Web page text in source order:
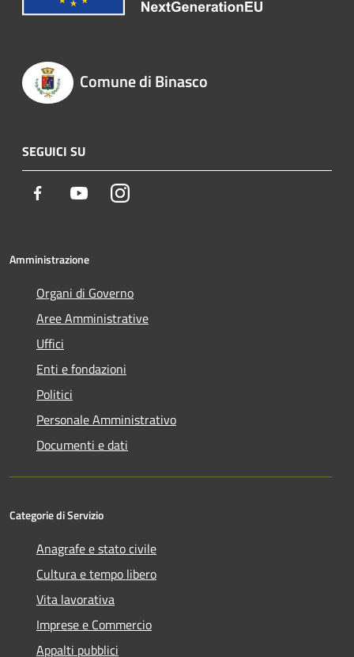
Comune di Binasco
SEGUICI SU
Facebook YoutubeInstagram
Amministrazione
Organi di Governo
Aree Amministrative
Uffici
Enti e fondazioni
Politici
Personale Amministrativo
Documenti e dati
Categorie di Servizio
Anagrafe e stato civile
Cultura e tempo libero
Vita lavorativa
Imprese e Commercio
Appalti pubblici